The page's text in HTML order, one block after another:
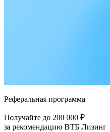
Реферальная программа
Получайте до 200 000 ₽
за рекомендацию ВТБ Лизинг